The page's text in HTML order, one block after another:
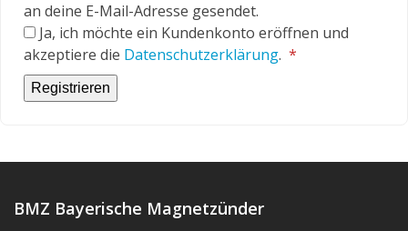
an deine E-Mail-Adresse gesendet.
Ja, ich möchte ein Kundenkonto eröffnen und
akzeptiere die Datenschutzerklärung. *
Registrieren
BMZ Bayerische Magnetzünder